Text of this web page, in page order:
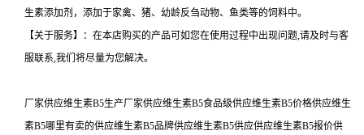
生素添加剂，添加于家禽、猪、幼龄反刍动物、鱼类等的饲料中。
【关于服务】：在本店购买的产品可如您在使用过程中出现问题,请及时与客
服联系,我们将尽量为您解决。
厂家供应维生素B5生产厂家供应维生素B5食品级供应维生素B5价格供应维生
素B5哪里有卖的供应维生素B5品牌供应维生素B5供应供应维生素B5报价供